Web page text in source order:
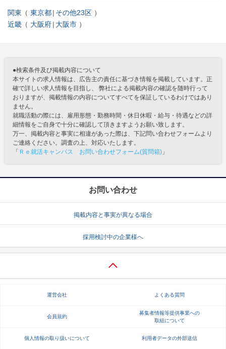
関東 東京都 その他23区
近畿
大阪府 大阪市
●検索条件及び掲載内容について
本サイトの求人情報は、広告主の責任に基づき情報を掲載しています。正
確で詳しい求人情報を目指し、 弊社による掲載内容の確認を随時行って
おりますが、掲載情報の内容についてすべてを保証しているわけではあり
ません。
就職活動の際には、雇用形態・勤務時間・休日休暇・給与・待遇などの詳
細情報をご自身で十分に確認して頂きますようお願い致します。
万一、掲載内容と事実に相違があった際は、下記問い合わせフォームより
ご連絡ください。調査の上、対応いたします。
「 Ｒｅ就活キャンパス お問い合わせフォーム(質問箱) 」
お問い合わせ
掲載内容と事実が異なる場合
採用検討中の企業様へ
運営会社 よくある質問
会員規約
募集者情報等提供事業への
取組について
個人情報の取り扱いについて 利用者データの外部送信